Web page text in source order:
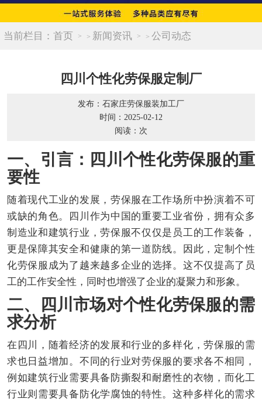
当前栏目： 首页 > 新闻资讯 > 公司动态
四川个性化劳保服定制厂
发布：石家庄劳保服装加工厂
时间：2025-02-12
阅读： 次
一、引言：四川个性化劳保服的重
要性
随着现代工业的发展，劳保服在工作场所中扮演着不可
或缺的角色。四川作为中国的重要工业省份，拥有众多
制造业和建筑行业，劳保服不仅仅是员工的工作装备，
更是保障其安全和健康的第一道防线。因此，定制个性
化劳保服成为了越来越多企业的选择。这不仅提高了员
工的工作安全性，同时也增强了企业的凝聚力和形象。
二、四川市场对个性化劳保服的需
求分析
在四川，随着经济的发展和行业的多样化，劳保服的需
求也日益增加。不同的行业对劳保服的要求各不相同，
例如建筑行业需要具备防撕裂和耐磨性的衣物，而化工
行业则需要具备防化学腐蚀的特性。这种多样化的需求